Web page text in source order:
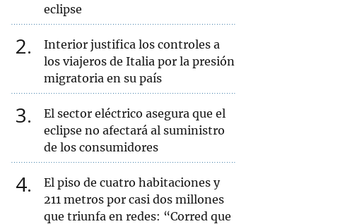
eclipse
2
Interior justifica los controles a
los viajeros de Italia por la presión
migratoria en su país
3
El sector eléctrico asegura que el
eclipse no afectará al suministro
de los consumidores
4
El piso de cuatro habitaciones y
211 metros por casi dos millones
que triunfa en redes: “Corred que